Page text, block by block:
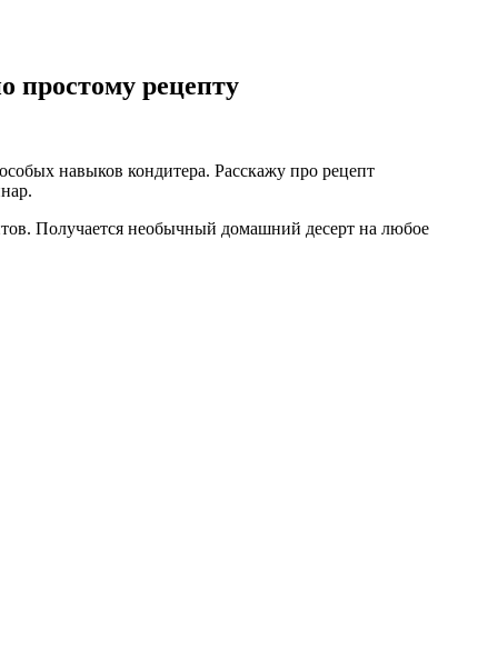
простому рецепту
навыков кондитера. Расскажу про рецепт
Получается необычный домашний десерт на любое